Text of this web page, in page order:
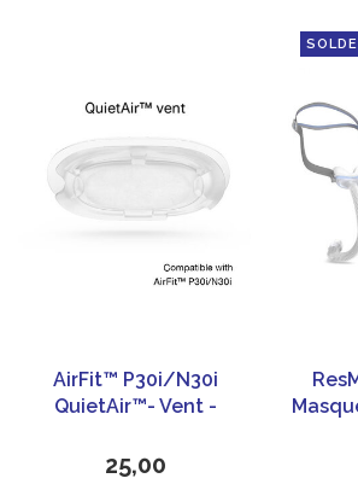
AirFit™ P30i/N30i
QuietAir™- Vent -
25,00